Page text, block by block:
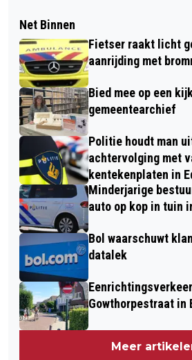
Net Binnen
Fietser raakt licht
aanrijding met
Bied mee op een
gemeentearchief
Politie houdt man
achtervolging met
kentekenplaten in
Minderjarige
auto op kop in tuin
Bol waarschuwt
datalek
Gowthorpestraat in
Meer